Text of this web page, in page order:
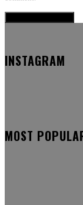
INSTAGRAM
MOST